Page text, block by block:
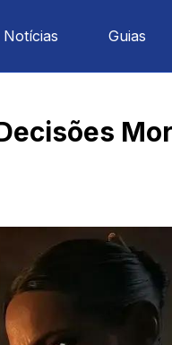
Notícias Guias